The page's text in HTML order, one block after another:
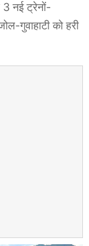
नई ट्रेनों-
गुवाहाटी को हरी